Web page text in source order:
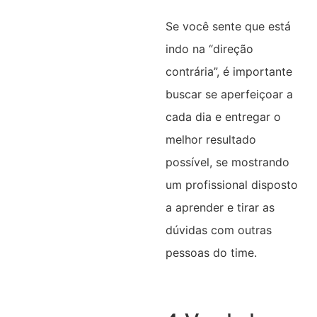
Se você sente que está
indo na “direção
contrária”, é importante
buscar se aperfeiçoar a
cada dia e entregar o
melhor resultado
possível, se mostrando
um profissional disposto
a aprender e tirar as
dúvidas com outras
pessoas do time.